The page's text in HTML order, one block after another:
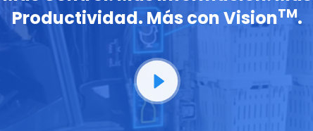
Productividad. Más con VisionTM.